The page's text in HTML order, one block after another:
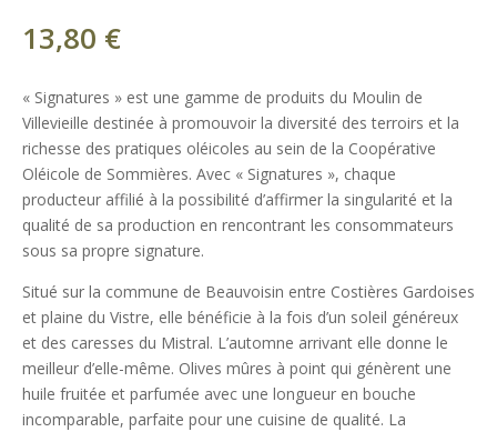
13,80 €
« Signatures » est une gamme de produits du Moulin de
Villevieille destinée à promouvoir la diversité des terroirs et la
richesse des pratiques oléicoles au sein de la Coopérative
Oléicole de Sommières. Avec « Signatures », chaque
producteur affilié à la possibilité d’affirmer la singularité et la
qualité de sa production en rencontrant les consommateurs
sous sa propre signature.
Situé sur la commune de Beauvoisin entre Costières Gardoises
et plaine du Vistre, elle bénéficie à la fois d’un soleil généreux
et des caresses du Mistral. L’automne arrivant elle donne le
meilleur d’elle-même. Olives mûres à point qui génèrent une
huile fruitée et parfumée avec une longueur en bouche
incomparable, parfaite pour une cuisine de qualité. La